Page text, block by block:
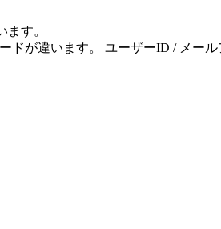
す。
ドが違います。 ユーザーID / メール